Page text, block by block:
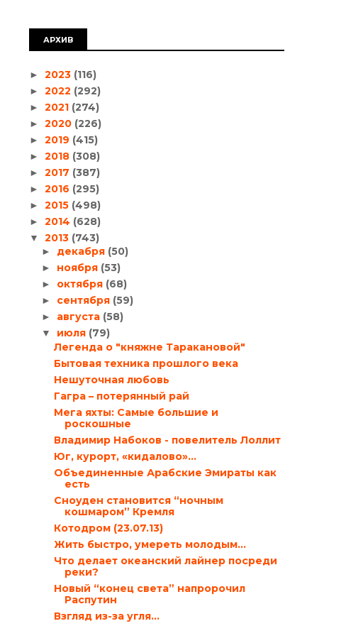
АРХИВ
► 2023 (116)
► 2022 (292)
► 2021 (274)
► 2020 (226)
► 2019 (415)
► 2018 (308)
► 2017 (387)
► 2016 (295)
► 2015 (498)
► 2014 (628)
▼ 2013 (743)
► декабря (50)
► ноября (53)
► октября (68)
► сентября (59)
► августа (58)
▼ июля (79)
Легенда о "княжне Таракановой"
Бытовая техника прошлого века
Нешуточная любовь
Гагра – потерянный рай
Мега яхты: Самые большие и
роскошные
Владимир Набоков - повелитель Лоллит
Юг, курорт, «кидалово»…
Объединенные Арабские Эмираты как
есть
Сноуден становится “ночным
кошмаром” Кремля
Котодром (23.07.13)
Жить быстро, умереть молодым…
Что делает океанский лайнер посреди
реки?
Новый “конец света” напророчил
Распутин
Взгляд из-за угля…